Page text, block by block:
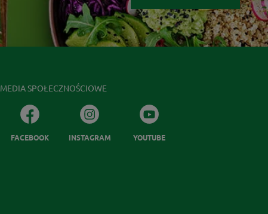
MEDIA SPOŁECZNOŚCIOWE
FACEBOOK INSTAGRAM YOUTUBE